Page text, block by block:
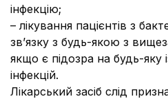
інфекцію;
– лікування пацієнтів з
зв’язку з будь-якою з
якщо є підозра на будь-яку
інфекцій.
Лікарський засіб слід